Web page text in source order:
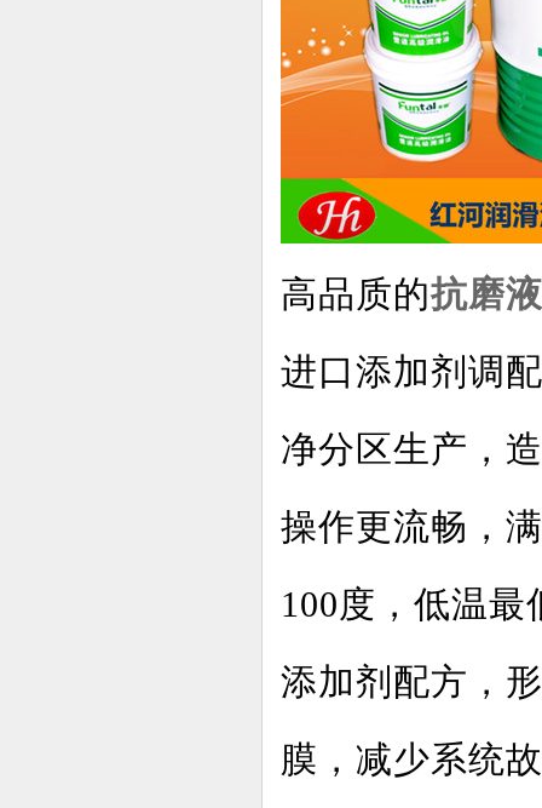
高品质的抗磨
进口添加剂调
净分区生产，
操作更流畅，
100度，低温
添加剂配方，
膜，减少系统